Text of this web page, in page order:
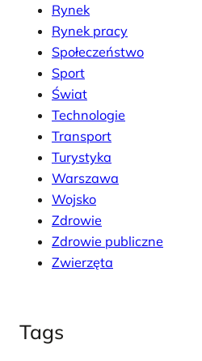
Rynek
Rynek pracy
Społeczeństwo
Sport
Świat
Technologie
Transport
Turystyka
Warszawa
Wojsko
Zdrowie
Zdrowie publiczne
Zwierzęta
Tags